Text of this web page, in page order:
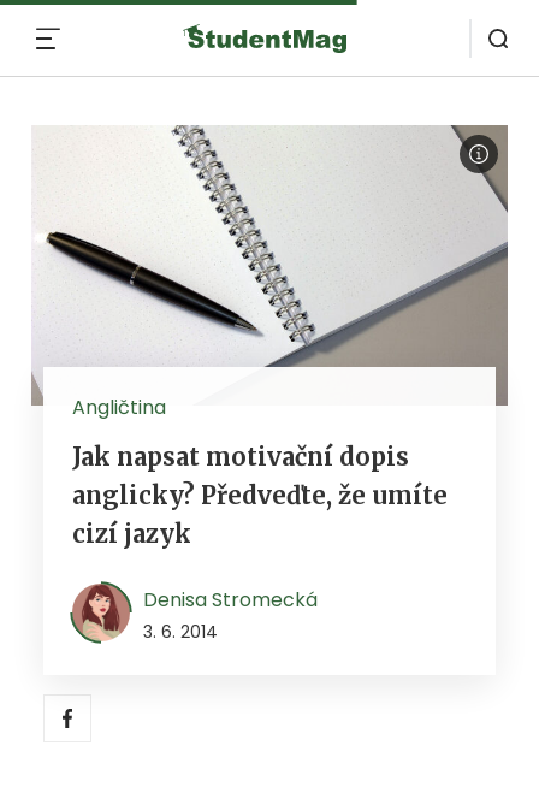
Angličtina
Jak napsat motivační dopis
anglicky? Předveďte, že umíte
cizí jazyk
Denisa Stromecká
3. 6. 2014